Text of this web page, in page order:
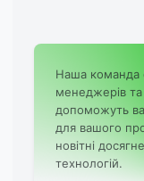
Наша команда
менеджерів та
допоможуть
для вашого
новітні
технологій.